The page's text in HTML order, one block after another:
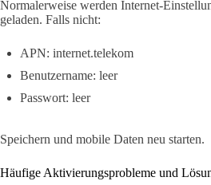
Normalerweise werden Internet-
geladen. Falls nicht:
APN: internet.telekom
Benutzername: leer
Passwort: leer
Speichern und mobile Daten neu starten.
Häufige Aktivierungsprobleme und